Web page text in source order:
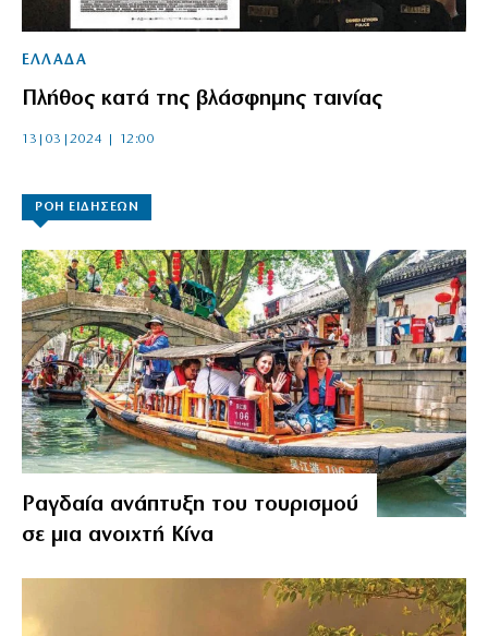
ΕΛΛΑΔΑ
Πλήθος κατά της βλάσφημης ταινίας
13|03|2024 | 12:00
ΡΟΗ ΕΙΔΗΣΕΩΝ
Ραγδαία ανάπτυξη του τουρισμού
σε μια ανοιχτή Κίνα